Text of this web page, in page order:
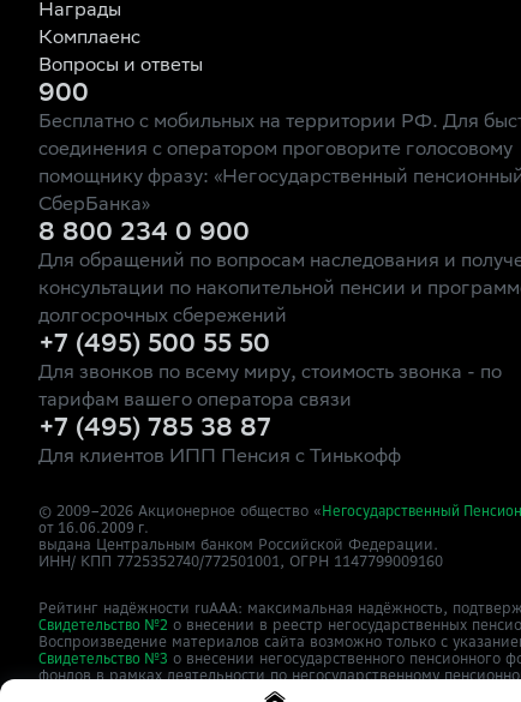
Награды
Комплаенс
Вопросы и ответы
900
Бесплатно с мобильных на территории РФ. Для
соединения с оператором проговорите голосовому
помощнику фразу: «Негосударственный
СберБанка»
8 800 234 0 900
Для обращений по вопросам наследования и
консультации по накопительной пенсии и
долгосрочных сбережений
+7 (495) 500 55 50
Для звонков по всему миру, стоимость звонка - по
тарифам вашего оператора связи
+7 (495) 785 38 87
Для клиентов ИПП Пенсия с Тинькофф
© 2009–2026 Акционерное общество «Негосударственный
от 16.06.2009 г.
выдана Центральным банком Российской Федерации.
ИНН/ КПП 7725352740/772501001, ОГРН 1147799009160
Рейтинг надёжности ruAAA: максимальная надёжность,
Свидетельство №2 о внесении в реестр негосударственных
Воспроизведение материалов сайта возможно только с
Свидетельство №3 о внесении негосударственного пенсионного
фондов в рамках деятельности по негосударственному
зарегистрирован как СМИ,